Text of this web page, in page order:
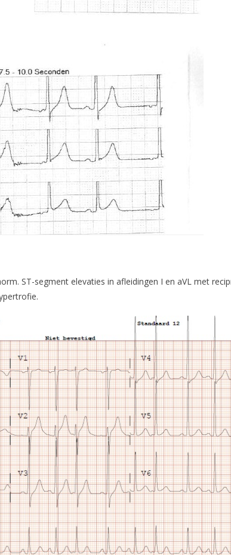
ST-segment elevaties in afleidingen I en aVL met